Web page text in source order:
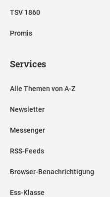
TSV 1860
Promis
Services
Alle Themen von A-Z
Newsletter
Messenger
RSS-Feeds
Browser-Benachrichtigung
Ess-Klasse